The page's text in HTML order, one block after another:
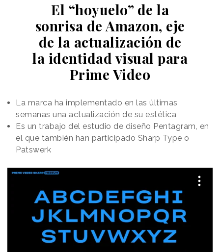
El “hoyuelo” de la
sonrisa de Amazon, eje
de la actualización de
la identidad visual para
Prime Video
La marca ha implementado en las últimas
semanas una actualización de su estética
Es un trabajo del estudio de diseño Pentagram, en
el que también han participado Sharp Type o
Patswerk